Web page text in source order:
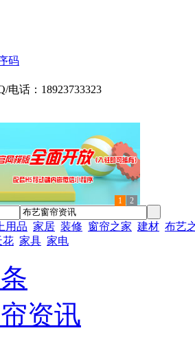
电话：18923733323
1 2
用品 家居 装修 窗帘之家 建材 布艺
花 家具 家电
资讯